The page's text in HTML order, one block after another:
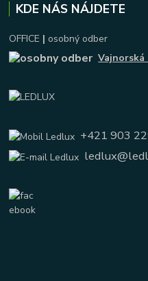
KDE NÁS NÁJDETE
OFFICE | osobný odber
Vajnorská
+421 903